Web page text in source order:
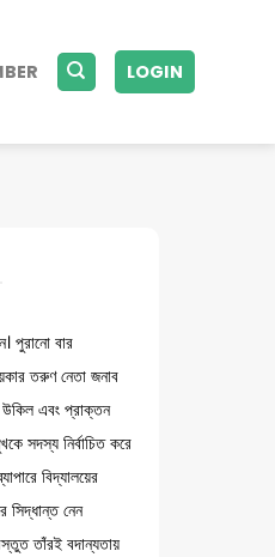
LOGIN
পুরানো বার
তরুণ নেতা জনাব
উকিল এবং প্রাক্তন
সদস্য নির্বাচিত করে
বিদ্যালয়ের
সিদ্ধান্ত নেন
তাঁরই বদান্যতায়